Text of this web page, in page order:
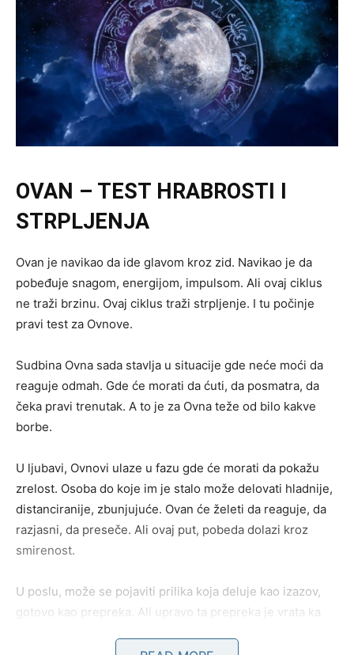
OVAN – TEST HRABROSTI I
STRPLJENJA
Ovan je navikao da ide glavom kroz zid. Navikao je da
pobeđuje snagom, energijom, impulsom. Ali ovaj ciklus
ne traži brzinu. Ovaj ciklus traži strpljenje. I tu počinje
pravi test za Ovnove.
Sudbina Ovna sada stavlja u situacije gde neće moći da
reaguje odmah. Gde će morati da ćuti, da posmatra, da
čeka pravi trenutak. A to je za Ovna teže od bilo kakve
borbe.
U ljubavi, Ovnovi ulaze u fazu gde će morati da pokažu
zrelost. Osoba do koje im je stalo može delovati hladnije,
distanciranije, zbunjujuće. Ovan će želeti da reaguje, da
razjasni, da preseče. Ali ovaj put, pobeda dolazi kroz
smirenost.
U poslu, može se pojaviti prilika koja deluje kao izazov,
gotovo kao prepreka. Ali upravo ta prepreka je vrata ka